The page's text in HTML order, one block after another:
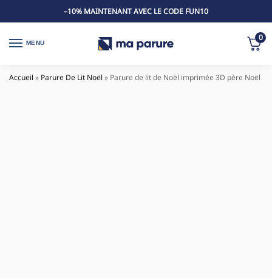
–10% MAINTENANT AVEC LE CODE FUN10
MENU
0
Accueil » Parure De Lit Noël » Parure de lit de Noël imprimée 3D père Noël